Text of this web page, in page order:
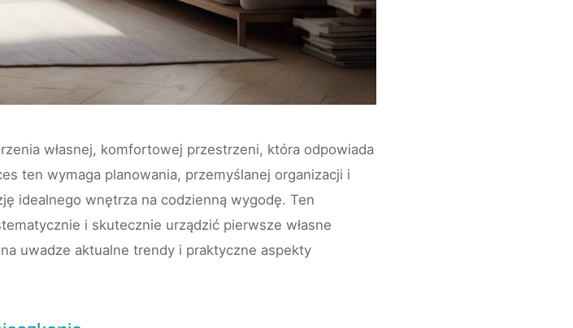
własnej, komfortowej przestrzeni, która odpowiada
ten wymaga planowania, przemyślanej organizacji i
idealnego wnętrza na codzienną wygodę. Ten
i skutecznie urządzić pierwsze własne
uwadze aktualne trendy i praktyczne aspekty